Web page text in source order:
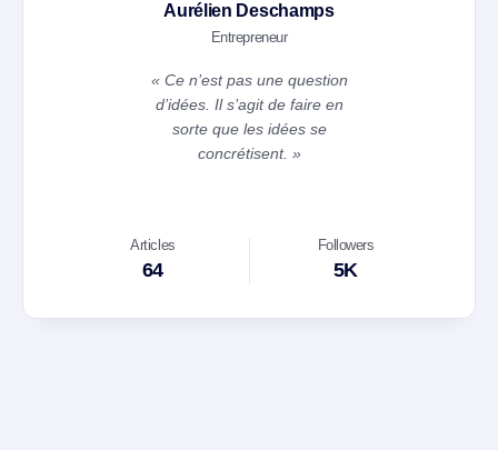
Aurélien Deschamps
Entrepreneur
« Ce n’est pas une question
d’idées. Il s’agit de faire en
sorte que les idées se
concrétisent. »
Articles
64
Followers
5K